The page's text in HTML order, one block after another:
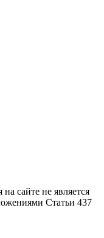
сайте не является
Статьи 437